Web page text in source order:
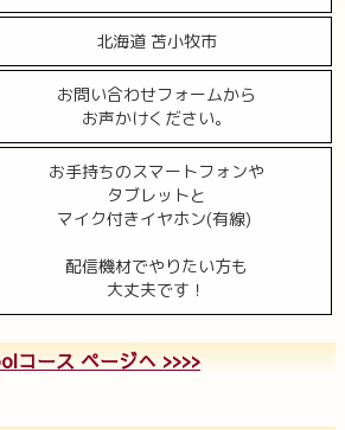
北海道 苫小牧市
お問い合わせフォームから
お声かけください。
お手持ちのスマートフォンや
タブレットと
マイク付きイヤホン(有線)
配信機材でやりたい方も
大丈夫です！
コース ページへ >>>>